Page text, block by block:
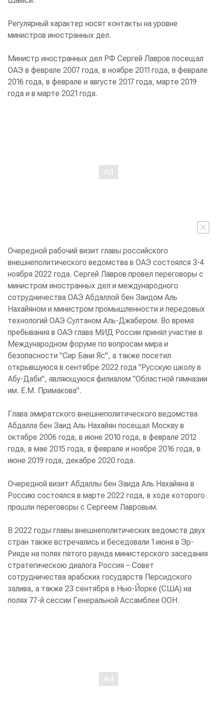
Регулярный характер носят контакты на уровне
министров иностранных дел.
Министр иностранных дел РФ Сергей Лавров посещал
ОАЭ в феврале 2007 года, в ноябре 2011 года, в феврале
2016 года, в феврале и августе 2017 года, марте 2019
года и в марте 2021 года.
Очередной рабочий визит главы российского
внешнеполитического ведомства в ОАЭ состоялся 3-4
ноября 2022 года. Сергей Лавров провел переговоры с
министром иностранных дел и международного
сотрудничества ОАЭ Абдаллой бен Заидом Аль
Нахайяном и министром промышленности и передовых
технологий ОАЭ Султаном Аль-Джабером. Во время
пребывания в ОАЭ глава МИД России принял участие в
Международном форуме по вопросам мира и
безопасности "Сир Бани Яс", а также посетил
открывшуюся в сентябре 2022 года "Русскую школу в
Абу-Даби", являющуюся филиалом "Областной гимназии
им. Е.М. Примакова".
Глава эмиратского внешнеполитического ведомства
Абдалла бен Заид Аль Нахайян посещал Москву в
октябре 2006 года, в июне 2010 года, в феврале 2012
года, в мае 2015 года, в феврале и ноябре 2016 года, в
июне 2019 года, декабре 2020 года.
Очередной визит Абдаллы бен Заида Аль Нахайяна в
Россию состоялся в марте 2022 года, в ходе которого
прошли переговоры с Сергеем Лавровым.
В 2022 годы главы внешнеполитических ведомств двух
стран также встречались и беседовали 1 июня в Эр-
Рияде на полях пятого раунда министерского заседания
стратегическою диалога Россия – Совет
сотрудничества арабских государств Персидского
залива, а также 23 сентября в Нью-Йорке (США) на
полях 77-й сессии Генеральной Ассамблеи ООН.